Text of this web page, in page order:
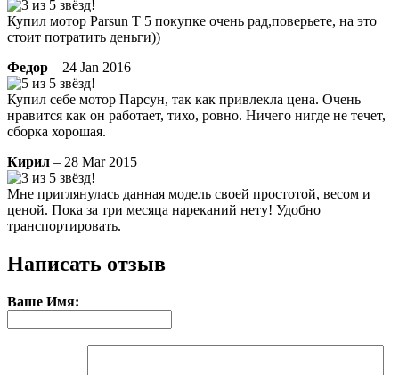
Купил мотор Parsun T 5 покупке очень рад,поверьете, на это
стоит потратить деньги))
Федор – 24 Jan 2016
Купил себе мотор Парсун, так как привлекла цена. Очень
нравится как он работает, тихо, ровно. Ничего нигде не течет,
сборка хорошая.
Кирил – 28 Mar 2015
Мне приглянулась данная модель своей простотой, весом и
ценой. Пока за три месяца нареканий нету! Удобно
транспортировать.
Написать отзыв
Ваше Имя: